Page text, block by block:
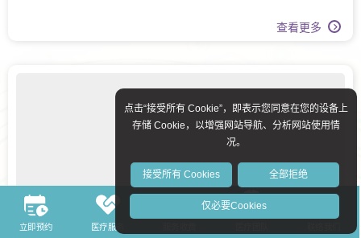
查看更多
立即预约 医疗服务
点击“接受所有 Cookie”，即表示您同意在您的设备上
存储 Cookie，以增强网站导航、分析网站使用情
况。
接受所有 Cookies 全部拒绝
仅必要Cookies